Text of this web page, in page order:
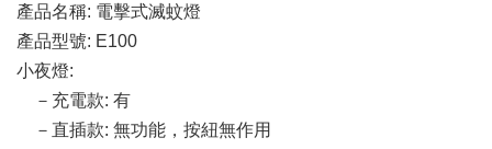
產品名稱: 電擊式滅蚊燈
產品型號: E100
小夜燈:
－充電款: 有
－直插款: 無功能，按紐無作用